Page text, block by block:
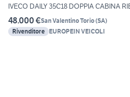
IVECO DAILY 35C18 DOPPIA CABINA
48.000 €San Valentino Torio(SA)
Rivenditore EUROPEIN VEICOLI